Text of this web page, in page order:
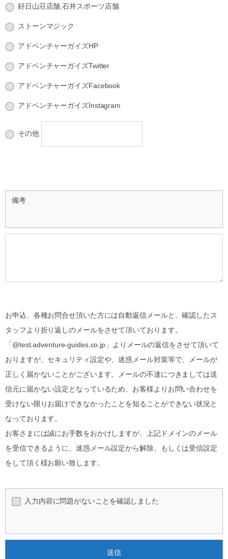
好日山荘店舗,石井スポーツ店舗
ストーンマジック
アドベンチャーガイズHP
アドベンチャーガイズTwitter
アドベンチャーガイズFacebook
アドベンチャーガイズInstagram
その他
備考
お申込、各種お問合せ頂いた方には自動返信メールと、確認したス
タッフより折り返しのメールをさせて頂いております。
「@test.adventure-guides.co.jp」よりメールの返信をさせて頂いて
おりますが、セキュリティ設定や、迷惑メール対策等で、メールが
正しく届かないことがございます。メールの不達につきましては送
信元に届かない設定となっているため、お客様よりお問い合わせを
受けない限りお届けできなかったことを知ることができない状況と
なっております。
お客さまには誠にお手数をおかけしますが、上記ドメインのメール
を受信できるように、迷惑メール設定から解除、もしくは受信設定
をして頂く様お願い致します。
入力内容に問題がないことを確認しました